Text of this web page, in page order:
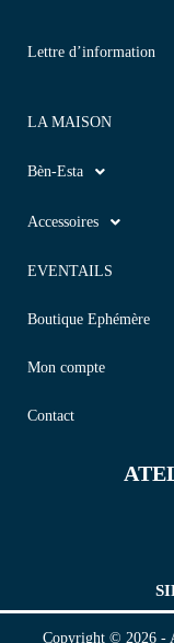
Lettre d’information
LA MAISON
Bèn-Esta
Accessoires
EVENTAILS
Boutique Ephémère
Mon compte
Contact
Copyright © 2026 -